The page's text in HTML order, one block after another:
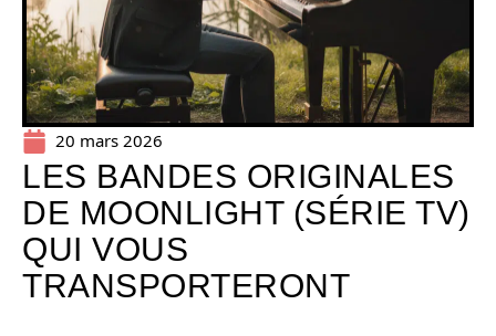
20 mars 2026
LES BANDES ORIGINALES
DE MOONLIGHT (SÉRIE TV)
QUI VOUS
TRANSPORTERONT